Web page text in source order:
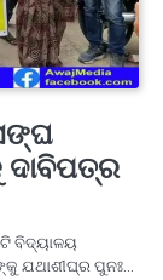
ବିଦ୍ୟାଳୟ
ଯଥାଶୀଘ୍ର ପୁନଃ…